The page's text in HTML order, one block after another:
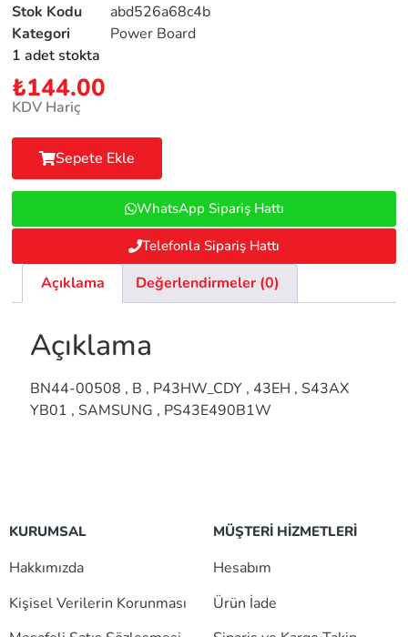
Stok Kodu
abd526a68c4b
Kategori
Power Board
1 adet stokta
₺144.00
KDV Hariç
Sepete Ekle
WhatsApp Sipariş Hattı
Telefonla Sipariş Hattı
Açıklama Değerlendirmeler (0)
Açıklama
BN44-00508 , B , P43HW_CDY , 43EH , S43AX
YB01 , SAMSUNG , PS43E490B1W
KURUMSAL
Hakkımızda
Kişisel Verilerin Korunması
MÜŞTERİ HİZMETLERİ
Hesabım
Ürün İade